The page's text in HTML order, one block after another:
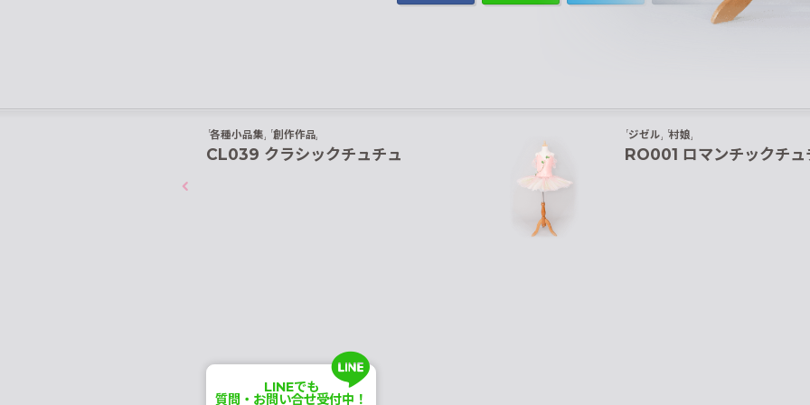
各種小品集 創作作品
CL039 クラシックチュチュ
ジゼル 村娘
RO001 ロマンチックチュ
LINEでも
質問・お問い合せ受付中！